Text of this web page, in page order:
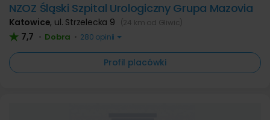
NZOZ Śląski Szpital Urologiczny Grupa Mazovia
Katowice, ul. Strzelecka 9 (24 km od Gliwic)
7,7 • Dobra • 280 opinii
Profil placówki